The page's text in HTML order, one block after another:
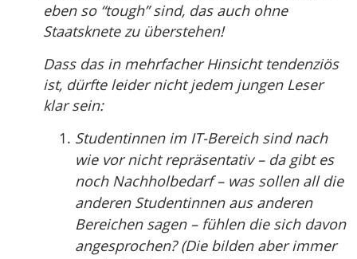
eben so “tough” sind, das auch ohne
Staatsknete zu überstehen!
Dass das in mehrfacher Hinsicht tendenziös
ist, dürfte leider nicht jedem jungen Leser
klar sein:
Studentinnen im IT-Bereich sind nach
wie vor nicht repräsentativ – da gibt es
noch Nachholbedarf – was sollen all die
anderen Studentinnen aus anderen
Bereichen sagen – fühlen die sich davon
angesprochen? (Die bilden aber immer